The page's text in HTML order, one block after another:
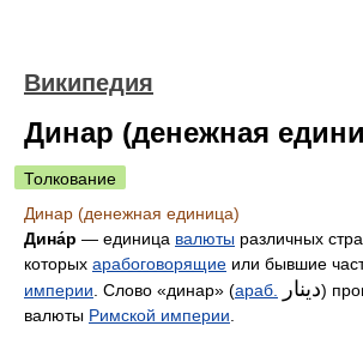
Википедия
Динар (денежная
Толкование
Динар (денежная единица)
Дина́р — единица валюты различных
которых арабоговорящие или бывшие
империи . Слово «динар» (араб. دينار‎‎)
валюты Римской империи